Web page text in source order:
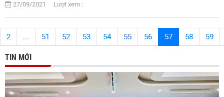
27/09/2021 Lượt xem :
2 ... 51 52 53 54 55 56 57 58 59
TIN MỚI